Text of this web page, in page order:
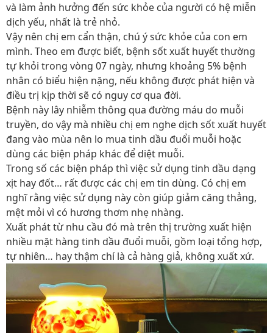
và làm ảnh hưởng đến sức khỏe của người có hệ miễn
dịch yếu, nhất là trẻ nhỏ.
Vậy nên chị em cẩn thận, chú ý sức khỏe của con em
mình. Theo em được biết, bệnh sốt xuất huyết thường
tự khỏi trong vòng 07 ngày, nhưng khoảng 5% bệnh
nhân có biểu hiện nặng, nếu không được phát hiện và
điều trị kịp thời sẽ có nguy cơ qua đời.
Bệnh này lây nhiễm thông qua đường máu do muỗi
truyền, do vậy mà nhiều chị em nghe dịch sốt xuất huyết
đang vào mùa nên lo mua tinh dầu đuổi muỗi hoặc
dùng các biện pháp khác để diệt muỗi.
Trong số các biện pháp thì việc sử dụng tinh dầu dạng
xịt hay đốt… rất được các chị em tin dùng. Có chị em
nghĩ rằng việc sử dụng này còn giúp giảm căng thẳng,
mệt mỏi vì có hương thơm nhẹ nhàng.
Xuất phát từ nhu cầu đó mà trên thị trường xuất hiện
nhiều mặt hàng tinh dầu đuổi muỗi, gồm loại tổng hợp,
tự nhiên… hay thậm chí là cả hàng giả, không xuất xứ.